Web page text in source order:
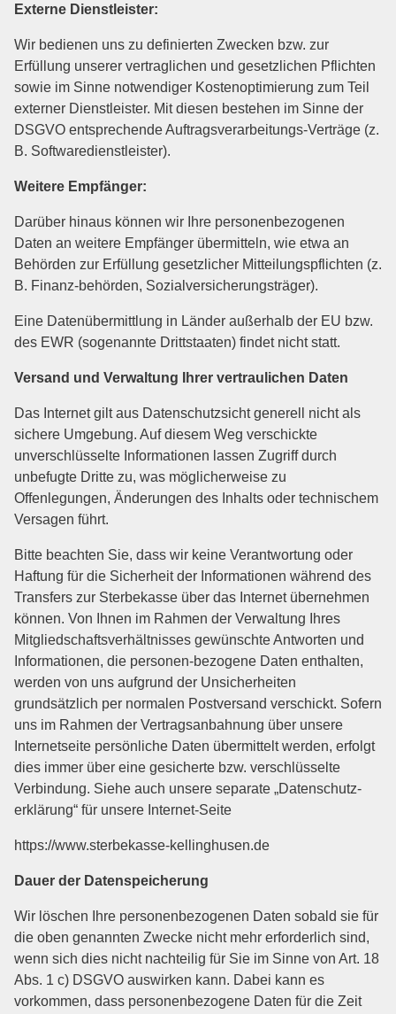
Externe Dienstleister:
Wir bedienen uns zu definierten Zwecken bzw. zur
Erfüllung unserer vertraglichen und gesetzlichen Pflichten
sowie im Sinne notwendiger Kostenoptimierung zum Teil
externer Dienstleister. Mit diesen bestehen im Sinne der
DSGVO entsprechende Auftragsverarbeitungs-Verträge (z.
B. Softwaredienstleister).
Weitere Empfänger:
Darüber hinaus können wir Ihre personenbezogenen
Daten an weitere Empfänger übermitteln, wie etwa an
Behörden zur Erfüllung gesetzlicher Mitteilungspflichten (z.
B. Finanz-behörden, Sozialversicherungsträger).
Eine Datenübermittlung in Länder außerhalb der EU bzw.
des EWR (sogenannte Drittstaaten) findet nicht statt.
Versand und Verwaltung Ihrer vertraulichen Daten
Das Internet gilt aus Datenschutzsicht generell nicht als
sichere Umgebung. Auf diesem Weg verschickte
unverschlüsselte Informationen lassen Zugriff durch
unbefugte Dritte zu, was möglicherweise zu
Offenlegungen, Änderungen des Inhalts oder technischem
Versagen führt.
Bitte beachten Sie, dass wir keine Verantwortung oder
Haftung für die Sicherheit der Informationen während des
Transfers zur Sterbekasse über das Internet übernehmen
können. Von Ihnen im Rahmen der Verwaltung Ihres
Mitgliedschaftsverhältnisses gewünschte Antworten und
Informationen, die personen-bezogene Daten enthalten,
werden von uns aufgrund der Unsicherheiten
grundsätzlich per normalen Postversand verschickt. Sofern
uns im Rahmen der Vertragsanbahnung über unsere
Internetseite persönliche Daten übermittelt werden, erfolgt
dies immer über eine gesicherte bzw. verschlüsselte
Verbindung. Siehe auch unsere separate „Datenschutz-
erklärung“ für unsere Internet-Seite
https://www.sterbekasse-kellinghusen.de
Dauer der Datenspeicherung
Wir löschen Ihre personenbezogenen Daten sobald sie für
die oben genannten Zwecke nicht mehr erforderlich sind,
wenn sich dies nicht nachteilig für Sie im Sinne von Art. 18
Abs. 1 c) DSGVO auswirken kann. Dabei kann es
vorkommen, dass personenbezogene Daten für die Zeit